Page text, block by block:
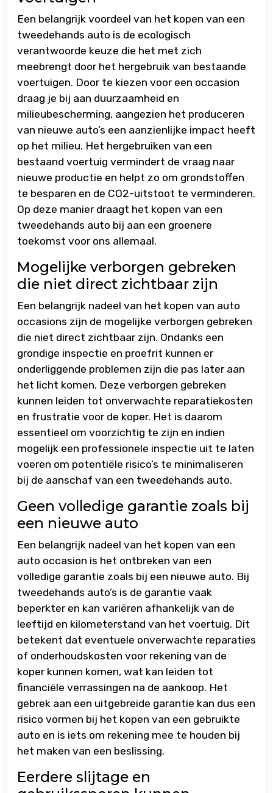
Een belangrijk voordeel van het kopen van een
tweedehands auto is de ecologisch
verantwoorde keuze die het met zich
meebrengt door het hergebruik van bestaande
voertuigen. Door te kiezen voor een occasion
draag je bij aan duurzaamheid en
milieubescherming, aangezien het produceren
van nieuwe auto’s een aanzienlijke impact heeft
op het milieu. Het hergebruiken van een
bestaand voertuig vermindert de vraag naar
nieuwe productie en helpt zo om grondstoffen
te besparen en de CO2-uitstoot te verminderen.
Op deze manier draagt het kopen van een
tweedehands auto bij aan een groenere
toekomst voor ons allemaal.
Mogelijke verborgen gebreken
die niet direct zichtbaar zijn
Een belangrijk nadeel van het kopen van auto
occasions zijn de mogelijke verborgen gebreken
die niet direct zichtbaar zijn. Ondanks een
grondige inspectie en proefrit kunnen er
onderliggende problemen zijn die pas later aan
het licht komen. Deze verborgen gebreken
kunnen leiden tot onverwachte reparatiekosten
en frustratie voor de koper. Het is daarom
essentieel om voorzichtig te zijn en indien
mogelijk een professionele inspectie uit te laten
voeren om potentiële risico’s te minimaliseren
bij de aanschaf van een tweedehands auto.
Geen volledige garantie zoals bij
een nieuwe auto
Een belangrijk nadeel van het kopen van een
auto occasion is het ontbreken van een
volledige garantie zoals bij een nieuwe auto. Bij
tweedehands auto’s is de garantie vaak
beperkter en kan variëren afhankelijk van de
leeftijd en kilometerstand van het voertuig. Dit
betekent dat eventuele onverwachte reparaties
of onderhoudskosten voor rekening van de
koper kunnen komen, wat kan leiden tot
financiële verrassingen na de aankoop. Het
gebrek aan een uitgebreide garantie kan dus een
risico vormen bij het kopen van een gebruikte
auto en is iets om rekening mee te houden bij
het maken van een beslissing.
Eerdere slijtage en